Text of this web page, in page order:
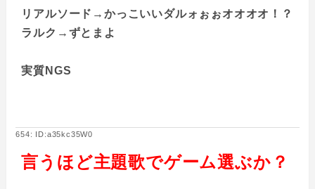
リアルソード→かっこいいダルォぉぉオオオオ！？
ラルク→ずとまよ
実質NGS
654: ID:a35kc35W0
言うほど主題歌でゲーム選ぶか？